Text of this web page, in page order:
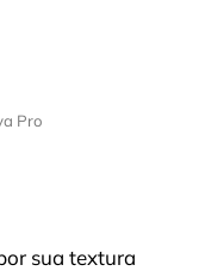
Pro
sua textura